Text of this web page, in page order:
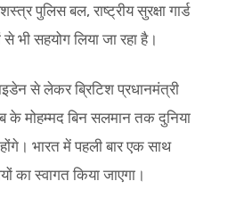
पुलिस बल, राष्ट्रीय सुरक्षा गार्ड
भी सहयोग लिया जा रहा है।
से लेकर ब्रिटिश प्रधानमंत्री
मोहम्मद बिन सलमान तक दुनिया
भारत में पहली बार एक साथ
का स्वागत किया जाएगा।